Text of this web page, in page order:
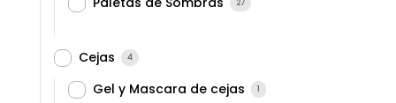
Cejas 4
Gel y Mascara de cejas 1